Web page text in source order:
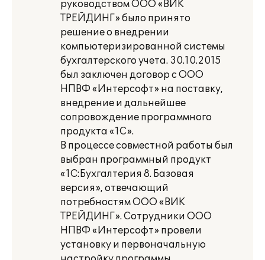
руководством ООО «ВИК
ТРЕЙДИНГ» было принято
решение о внедрении
компьютеризированной системы
бухгалтерского учета. 30.10.2015
был заключен договор с ООО
НПВФ «Интерсофт» на поставку,
внедрение и дальнейшее
сопровождение программного
продукта «1С».
В процессе совместной работы был
выбран программный продукт
«1С:Бухгалтерия 8. Базовая
версия», отвечающий
потребностям ООО «ВИК
ТРЕЙДИНГ». Сотрудники ООО
НПВФ «Интерсофт» провели
установку и первоначальную